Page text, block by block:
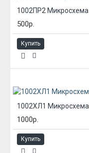
1002ПР2 Микросхема
500р.
Купить
1002ХЛ1 Микросхема
1000р.
Купить